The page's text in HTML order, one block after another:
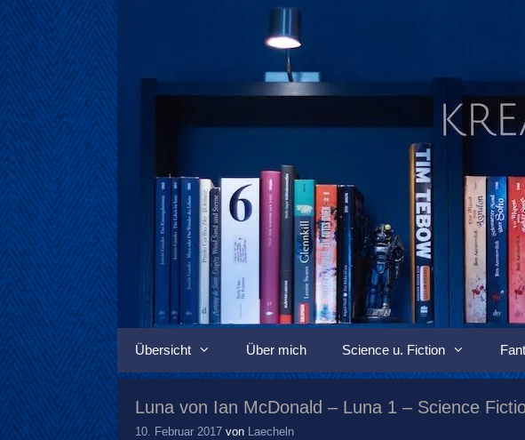
Springe
zum
Inhalt
Übersicht Über mich Science u. Fiction
Luna von Ian McDonald – Luna 1 – Science
10. Februar 2017 von Laecheln